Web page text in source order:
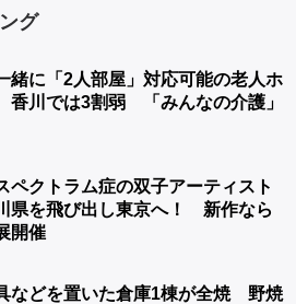
グ
緒に「2人部屋」対応可能の老人ホ
川では3割弱 「みんなの介護」
ペクトラム症の双子アーティスト
県を飛び出し東京へ！ 新作なら
開催
などを置いた倉庫1棟が全焼 野焼